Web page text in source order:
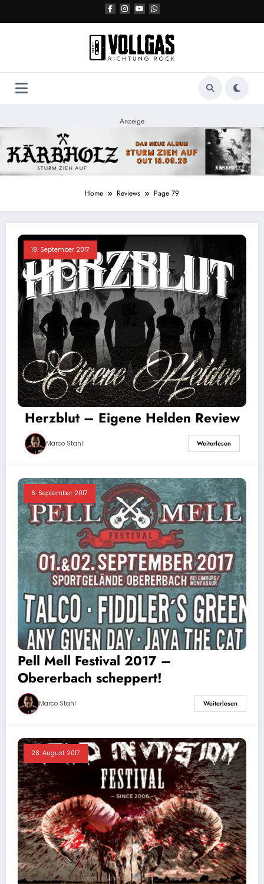
Anzeige
Home Reviews Page 79
18. September 2017
Herzblut – Eigene Helden Review
Marco Stahl Weiterlesen
6. September 2017
Pell Mell Festival 2017 –
Obererbach scheppert!
Marco Stahl Weiterlesen
28. August 2017